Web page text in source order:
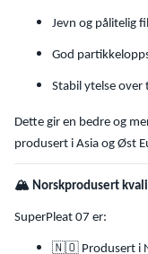
Jevn og pålitelig
God
Stabil ytelse over
Dette gir en bedre og
produsert i Asia og Øst
🏔️ Norskprodusert
SuperPleat 07 er:
🇳🇴 Produsert i